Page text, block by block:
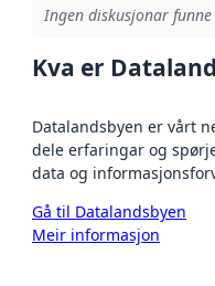
Ingen diskusjonar funne
Kva er
Datalandsbyen er vårt
dele erfaringar og
data og
Gå til Datalandsbyen
Meir informasjon